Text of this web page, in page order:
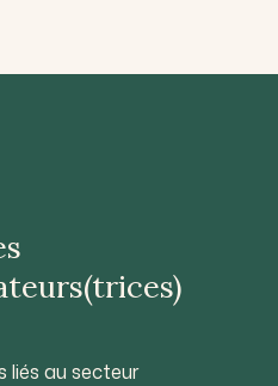
liés au secteur